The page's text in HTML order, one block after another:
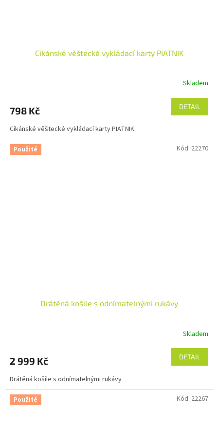
Cikánské věštecké vykládací karty PIATNIK
Skladem
798 Kč DETAIL
Cikánské věštecké vykládací karty PIATNIK
Použité
Drátěná košile s odnímatelnými rukávy
Skladem
2 999 Kč DETAIL
Drátěná košile s odnímatelnými rukávy
Kód: 22270
Použité Kód: 22267